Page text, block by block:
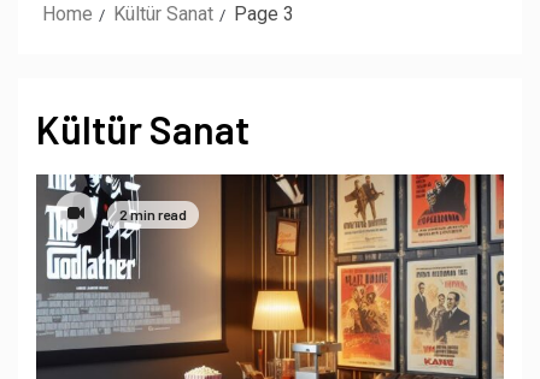
Home Kültür Sanat Page 3
Kültür Sanat
2 min read